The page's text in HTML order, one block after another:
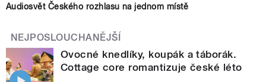
Audiosvět Českého rozhlasu na jednom místě
NEJPOSLOUCHANĚJŠÍ
Ovocné knedlíky, koupák a táborák.
Cottage core romantizuje české léto